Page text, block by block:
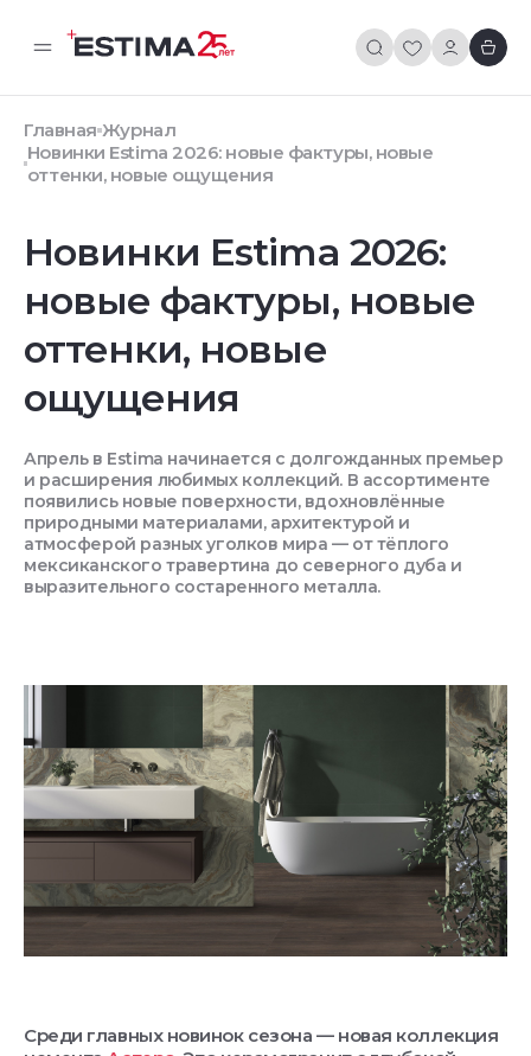
Главная Журнал
Новинки Estima 2026: новые фактуры, новые
оттенки, новые ощущения
Новинки Estima 2026:
новые фактуры, новые
оттенки, новые
ощущения
Апрель в Estima начинается с долгожданных премьер
и расширения любимых коллекций. В ассортименте
появились новые поверхности, вдохновлённые
природными материалами, архитектурой и
атмосферой разных уголков мира — от тёплого
мексиканского травертина до северного дуба и
выразительного состаренного металла.
Среди главных новинок сезона — новая коллекция